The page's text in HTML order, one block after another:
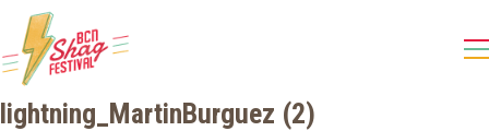
lightning_MartinBurguez (2)